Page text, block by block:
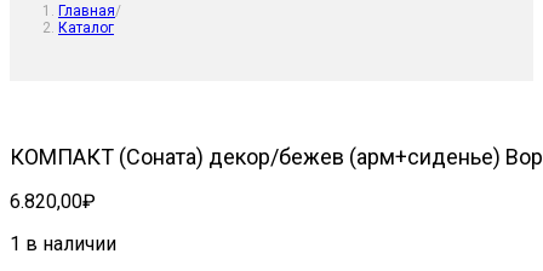
Главная/
Каталог
КОМПАКТ (Соната) декор/бежев (арм+сиденье)
6.820,00₽
1 в наличии